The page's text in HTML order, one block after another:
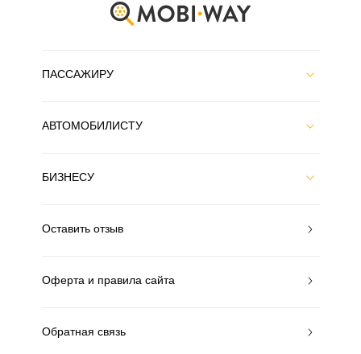
ПАССАЖИРУ
АВТОМОБИЛИСТУ
БИЗНЕСУ
Оставить отзыв
Оферта и правила сайта
Обратная связь